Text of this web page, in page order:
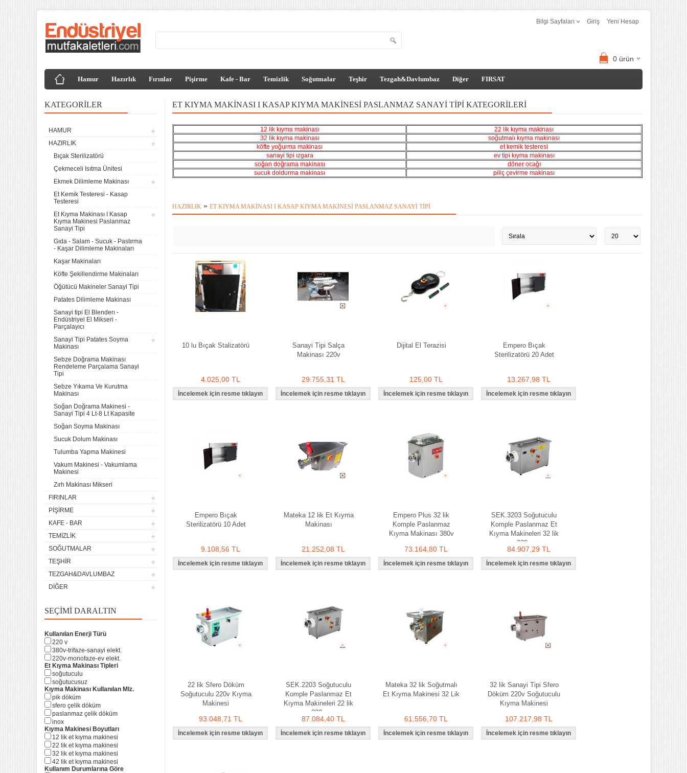
Bilgi Sayfaları Giriş Yeni Hesap
0 ürün
Hamur Hazırlık Fırınlar Pişirme Kafe - Bar Temizlik Soğutmalar Teşhir Tezgah&Davlumbaz Diğer FIRSAT
KATEGORILER
HAMUR
HAZIRLIK
Bıçak Sterilizatörü
Çekmeceli Isıtma Ünitesi
Ekmek Dilimleme Makinası
Et Kemik Testeresi - Kasap
Testeresi
Et Kıyma Makinası I Kasap
Kıyma Makinesi Paslanmaz
Sanayi Tipi
Gıda - Salam - Sucuk - Pastırma
- Kaşar Dilimleme Makinaları
Kaşar Makinaları
Köfte Şekillendirme Makinaları
Öğütücü Makineler Sanayi Tipi
Patates Dilimleme Makinası
Sanayi tipi El Blenderı -
Endüstriyel El Mikseri -
Parçalayıcı
Sanayi Tipi Patates Soyma
Makinası
Sebze Doğrama Makinası
Rendeleme Parçalama Sanayi
Tipi
Sebze Yıkama Ve Kurutma
Makinası
Soğan Doğrama Makinesi -
Sanayi Tipi 4 Lt-8 Lt Kapasite
Soğan Soyma Makinası
Sucuk Dolum Makinası
Tulumba Yapma Makinesi
Vakum Makinesi - Vakumlama
Makinesi
Zırh Makinası Mikseri
FIRINLAR
PIŞIRME
KAFE - BAR
TEMIZLIK
SOĞUTMALAR
TEŞHIR
TEZGAH&DAVLUMBAZ
DIĞER
SEÇIMI DARALTIN
Kullanılan Enerji Türü
220 v
380v-trifaze-sanayi elekt.
220v-monofaze-ev elekt.
Et Kıyma Makinası Tipleri
soğutuculu
soğutucusuz
Kıyma Makinası Kullanılan Mlz.
pik döküm
sfero çelik döküm
paslanmaz çelik döküm
i̇nox
Kıyma Makinesi Boyutları
12 lik et kıyma makinesi
22 lik et kıyma makinesi
32 lik et kıyma makinesi
42 lik et kiyma makinesi
Kullanım Durumlarına Göre
4 lü Sanayi Tipi Doğalgazlı
Tüplü Set Üstü Ocak CE
Belgeli
20.120,32
ET KIYMA MAKINASI I KASAP KIYMA MAKINESI PASLANMAZ SANAYI TIPI KATEGORILERI
12 lik kıyma makinası
22 lik kıyma makinası
32 lik kıyma makinası
soğutmalı kıyma makinası
köfte yoğurma makinası
et kemik testeresi
sanayi tipi ızgara
ev tipi kıyma makinası
soğan doğrama makinası
döner ocağı
sucuk doldurma makinası
piliç çevirme makinası
HAZIRLIK » ET KIYMA MAKINASI I KASAP KIYMA MAKINESI PASLANMAZ SANAYI TIPI
10 lu Bıçak Stalizatörü
4.025,00 TL
Sanayi Tipi Salça
Makinası 220v
29.755,31 TL
Dijital El Terazisi
125,00 TL
Empero Bıçak
Sterilizatörü 20 Adet
13.267,98 TL
Empero Bıçak
Sterilizatörü 10 Adet
9.108,56 TL
Mateka 12 lik Et Kıyma
Makinası
21.252,08 TL
Empero Plus 32 lik
Komple Paslanmaz
Kıyma Makinası 380v
73.164,80 TL
SEK.3203 Soğutuculu
Komple Paslanmaz Et
Kıyma Makineleri 32 lik
220v
84.907,29 TL
22 lik Sfero Döküm
Soğutuculu 220v Kıyma
Makinesi
93.048,71 TL
SEK.2203 Soğutuculu
Komple Paslanmaz Et
Kıyma Makineleri 22 lik
220v
87.084,40 TL
Mateka 32 lik Soğutmalı
Et Kıyma Makinesi 32 Lik
61.556,70 TL
32 lik Sanayi Tipi Sfero
Döküm 220v Soğutuculu
Kıyma Makinesi
107.217,98 TL